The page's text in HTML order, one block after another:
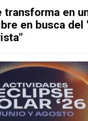
transforma en
en busca del